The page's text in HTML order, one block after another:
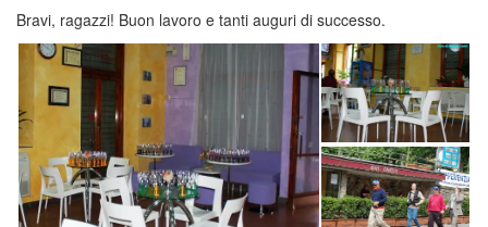
Bravi, ragazzi! Buon lavoro e tanti auguri di successo.